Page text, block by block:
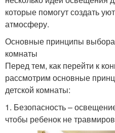
которые помогут создать
атмосферу.
Основные принципы
комнаты
Перед тем, как перейти к
рассмотрим основные
детской комнаты:
1. Безопасность –
чтобы ребенок не